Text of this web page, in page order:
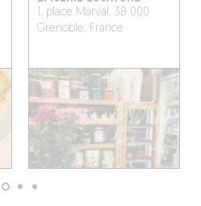
1, place Marval, 38 000
Grenoble, France